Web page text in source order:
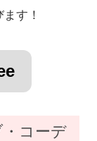
す！
コーデ